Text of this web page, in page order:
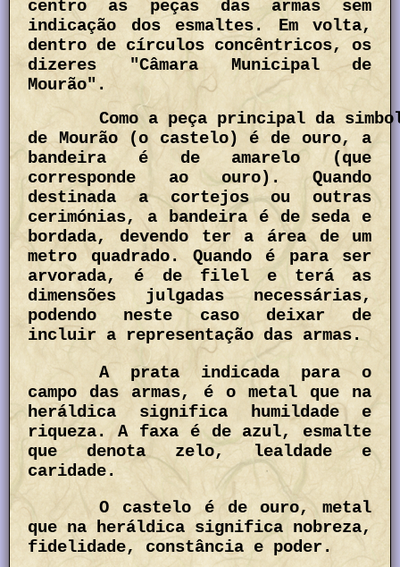
centro as peças das armas sem
indicação dos esmaltes. Em volta,
dentro de círculos concêntricos, os
dizeres "Câmara Municipal de
Mourão".
Como a peça principal da
de Mourão (o castelo) é de ouro, a
bandeira é de amarelo (que
corresponde ao ouro). Quando
destinada a cortejos ou outras
cerimónias, a bandeira é de seda e
bordada, devendo ter a área de um
metro quadrado. Quando é para ser
arvorada, é de filel e terá as
dimensões julgadas necessárias,
podendo neste caso deixar de
incluir a representação das armas.
A prata indicada para o
campo das armas, é o metal que na
heráldica significa humildade e
riqueza. A faxa é de azul, esmalte
que denota zelo, lealdade e
caridade.
O castelo é de ouro, metal
que na heráldica significa nobreza,
fidelidade, constância e poder.